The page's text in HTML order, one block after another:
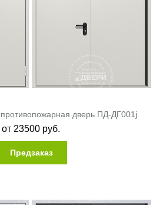
противопожарная дверь ПД-ДГ001j
от 23500 руб.
Предзаказ